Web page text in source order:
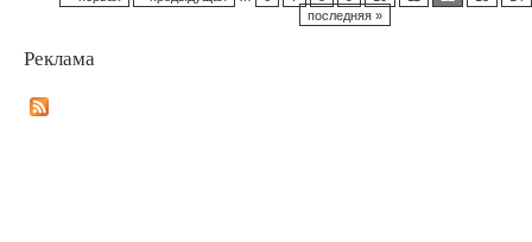
последняя »
Реклама